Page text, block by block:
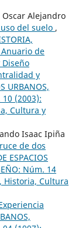
Alejandro
del suelo ,
Anuario de
y
URBANOS,
10 (2003):
Cultura y
Isaac Ipiña
de dos
ESPACIOS
Núm. 14
Historia, Cultura